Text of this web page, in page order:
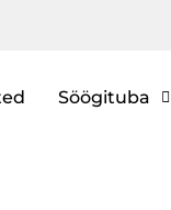
Söögituba